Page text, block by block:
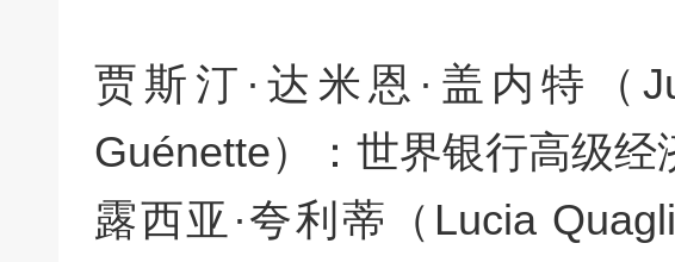
贾斯汀·达米恩·盖内特（
Guénette）：世界银行高级经
露西亚·夸利蒂（Lucia